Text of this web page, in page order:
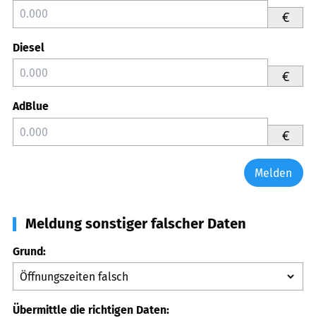
€
Diesel
€
AdBlue
€
Melden
Meldung sonstiger falscher Daten
Grund:
Übermittle die richtigen Daten: